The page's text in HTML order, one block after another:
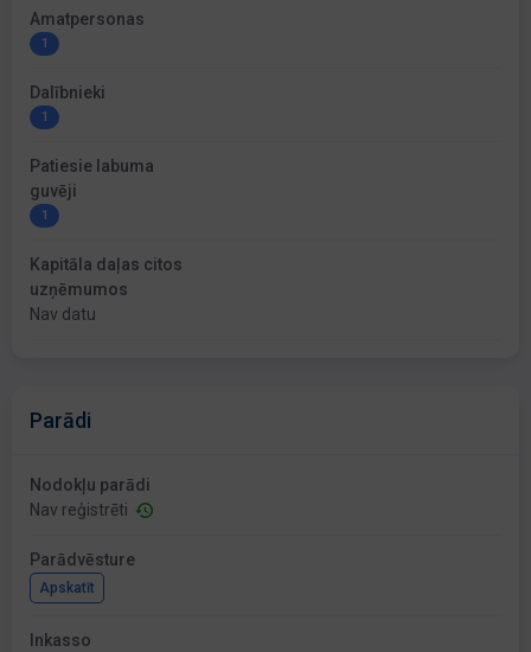
Amatpersonas
1
Dalībnieki
1
Patiesie labuma
guvēji
1
Kapitāla daļas citos
uzņēmumos
Nav datu
Parādi
Nodokļu parādi
Nav reģistrēti
Parādvēsture
Apskatīt
Inkasso